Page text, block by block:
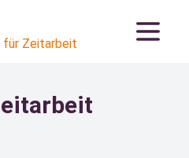
für Zeitarbeit